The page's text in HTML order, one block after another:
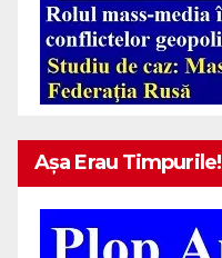
Așa Erau Timpurile!